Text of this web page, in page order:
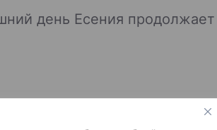
день Есения